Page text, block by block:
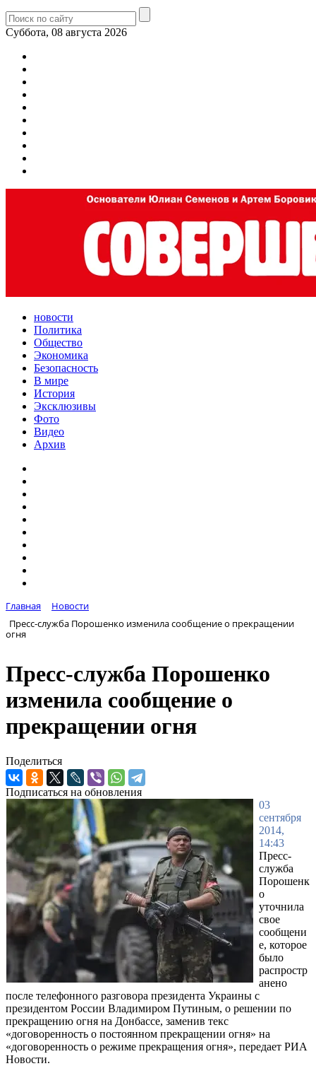
Суббота, 08 августа 2026
новости
Политика
Общество
Экономика
Безопасность
В мире
История
Эксклюзивы
Фото
Видео
Архив
Главная
Новости
Пресс-служба Порошенко изменила сообщение о прекращении
огня
Пресс-служба Порошенко
изменила сообщение о
прекращении огня
Поделиться
Подписаться на обновления
03
сентября
2014,
14:43
Пресс-
служба
Порошенк
о
уточнила
свое
сообщени
е, которое
было
распростр
анено
после телефонного разговора президента Украины с
президентом России Владимиром Путиным, о решении по
прекращению огня на Донбассе, заменив текс
«договоренность о постоянном прекращении огня» на
«договоренность о режиме прекращения огня», передает РИА
Новости.